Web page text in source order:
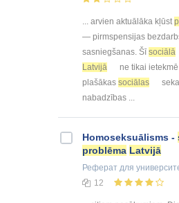
... arvien aktuālāka kļūst
— pirmspensijas
sasniegšanas. Šīsociālā
Latvijā
ne tikai
plašākas sociālas
nabadzības ...
Homoseksuālisms -
problēma Latvijā
Реферат для
12